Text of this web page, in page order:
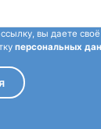
вы даете своё
персональных